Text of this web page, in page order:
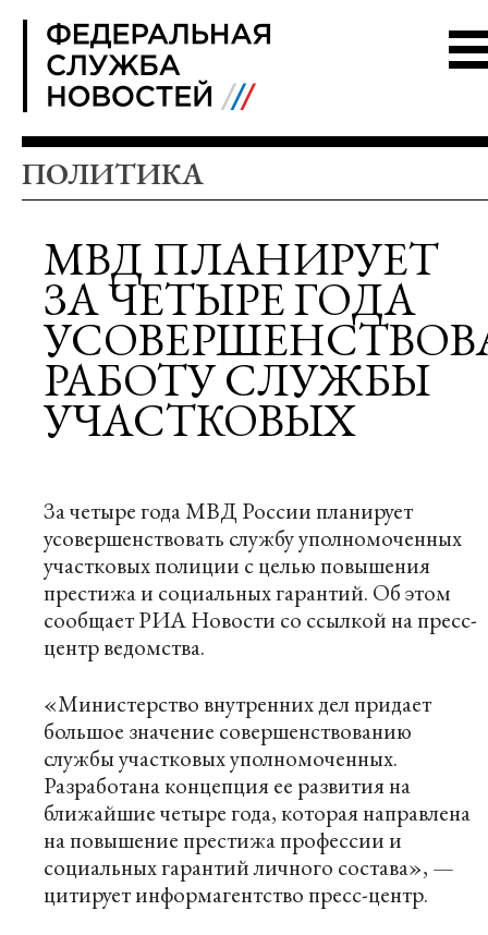
ПОЛИТИКА
МВД ПЛАНИРУЕТ
ЗА ЧЕТЫРЕ ГОДА
РАБОТУ СЛУЖБЫ
УЧАСТКОВЫХ
За четыре года МВД России планирует
усовершенствовать службу уполномоченных
участковых полиции с целью повышения
престижа и социальных гарантий. Об этом
сообщаетРИА Новости со ссылкой на пресс-
центр ведомства.
«Министерство внутренних дел придает
большое значение совершенствованию
службы участковых уполномоченных.
Разработана концепция ее развития на
ближайшие четыре года, которая направлена
на повышение престижа профессии и
социальных гарантий личного состава», —
цитирует информагентство пресс-центр.